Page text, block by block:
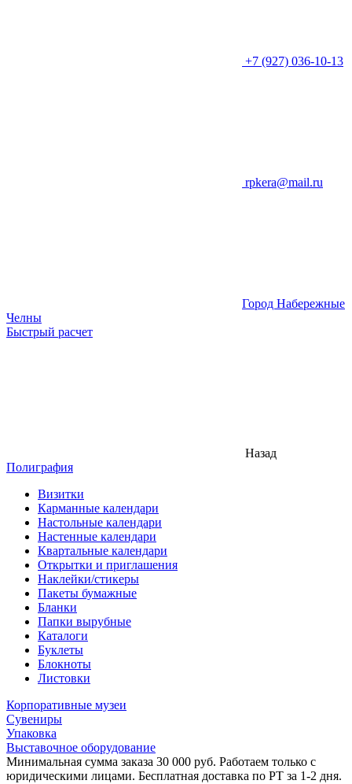
+7 (927) 036-10-13
rpkera@mail.ru
Город Набережные
Челны
Быстрый расчет
Назад
Полиграфия
Визитки
Карманные календари
Настольные календари
Настенные календари
Квартальные календари
Открытки и приглашения
Наклейки/стикеры
Пакеты бумажные
Бланки
Папки вырубные
Каталоги
Буклеты
Блокноты
Листовки
Корпоративные музеи
Сувениры
Упаковка
Выставочное оборудование
Минимальная сумма заказа 30 000 руб. Работаем только с
юридическими лицами. Бесплатная доставка по РТ за 1-2 дня.